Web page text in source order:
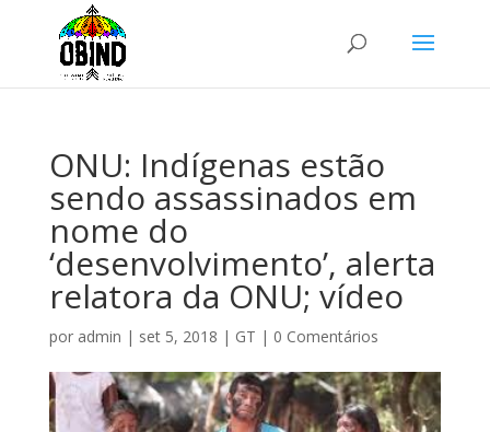
ONU: Indígenas estão
sendo assassinados em
nome do
‘desenvolvimento’, alerta
relatora da ONU; vídeo
por admin | set 5, 2018 | GT | 0 Comentários